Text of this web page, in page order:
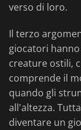
verso di loro.
Il terzo
giocatori
creature ostili,
comprende il
quando gli
all'altezza.
diventare un